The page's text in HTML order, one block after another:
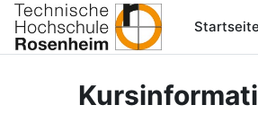
Zum Hauptinhalt
Startseite